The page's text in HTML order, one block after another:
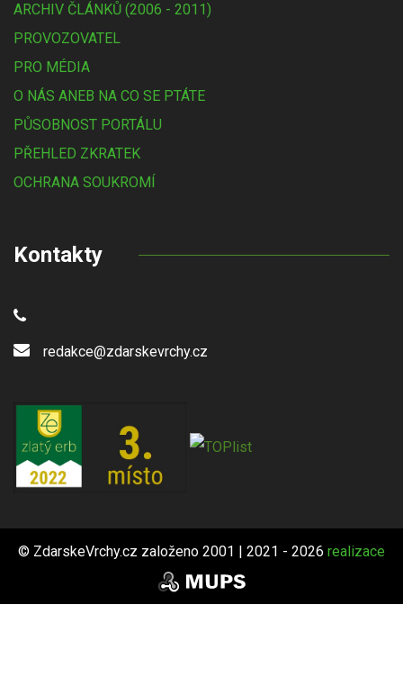
ARCHIV ČLÁNKŮ (2006 - 2011)
PROVOZOVATEL
PRO MÉDIA
O NÁS ANEB NA CO SE PTÁTE
PŮSOBNOST PORTÁLU
PŘEHLED ZKRATEK
OCHRANA SOUKROMÍ
Kontakty
redakce@zdarskevrchy.cz
© ZdarskeVrchy.cz založeno 2001 | 2021 - 2026 realizace